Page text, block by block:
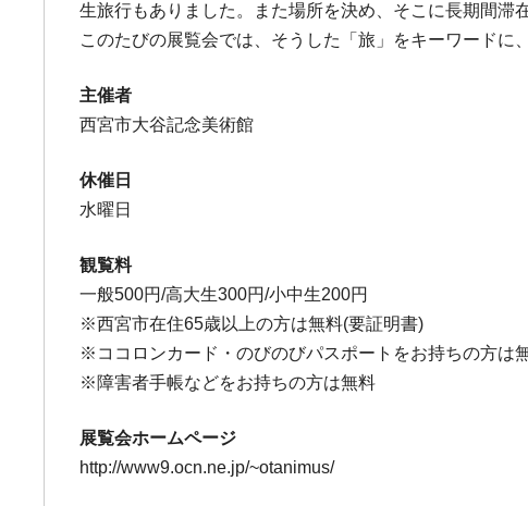
生旅行もありました。また場所を決め、そこに長期間滞
このたびの展覧会では、そうした「旅」をキーワードに
主催者
西宮市大谷記念美術館
休催日
水曜日
観覧料
一般500円/高大生300円/小中生200円
※西宮市在住65歳以上の方は無料(要証明書)
※ココロンカード・のびのびパスポートをお持ちの方は
※障害者手帳などをお持ちの方は無料
展覧会ホームページ
http://www9.ocn.ne.jp/~otanimus/